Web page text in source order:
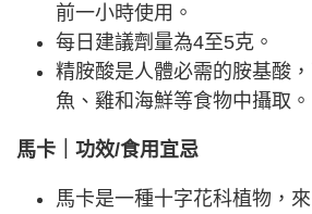
前一小時使用。
每日建議劑量為4至5克。
精胺酸是人體必需的胺基酸
魚、雞和海鮮等食物中攝取。
馬卡｜功效/食用宜忌
馬卡是一種十字花科植物，